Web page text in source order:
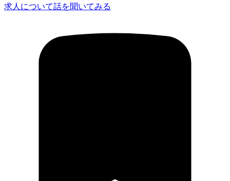
求人について話を聞いてみる